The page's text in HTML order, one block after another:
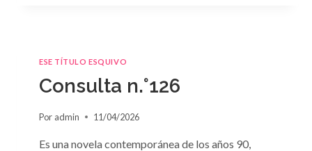
ESE TÍTULO ESQUIVO
Consulta n.°126
Por admin 11/04/2026
Es una novela contemporánea de los años 90,